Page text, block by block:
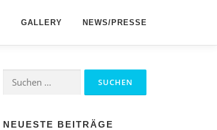
GALLERY NEWS/PRESSE
Suchen
nach:
NEUESTE BEITRÄGE